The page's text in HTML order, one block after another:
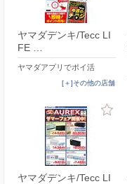
ヤマダデンキ/Tecc LI
FE …
ヤマダアプリでポイ活
[＋]その他の店舗
ヤマダデンキ/Tecc LI